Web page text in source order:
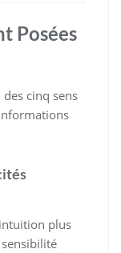
Posées
des cinq sens
plus